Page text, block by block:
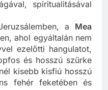
van, de India adja
spiritualitásával
a Mea
ahol egyáltalán nem
ezelőtti hangulatot,
és hosszú szürke
kisebb kisfiú hosszú